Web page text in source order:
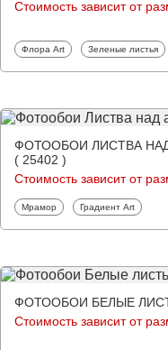
Стоимость зависит от
Фотообои
Флора Art Фотообои
Зеленые листья
ФОТООБОИ ЛИСТВА
( 25402 )
Стоимость зависит от
Фотообои
Мрамор Фотообои
Градиент Art
ФОТООБОИ БЕЛЫЕ
Стоимость зависит от